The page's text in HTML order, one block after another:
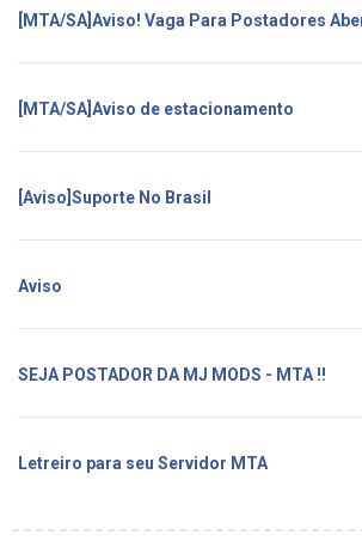
[MTA/SA]Aviso! Vaga Para Postadores
[MTA/SA]Aviso de estacionamento
[Aviso]Suporte No Brasil
Aviso
SEJA POSTADOR DA MJ MODS - MTA !!
Letreiro para seu Servidor MTA